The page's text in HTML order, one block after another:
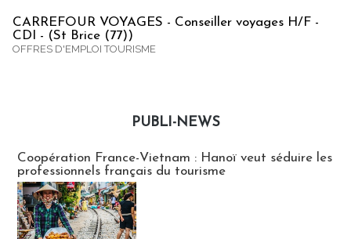
CARREFOUR VOYAGES - Conseiller voyages H/F -
CDI - (St Brice (77))
OFFRES D'EMPLOI TOURISME
PUBLI-NEWS
Coopération France-Vietnam : Hanoï veut séduire les
professionnels français du tourisme